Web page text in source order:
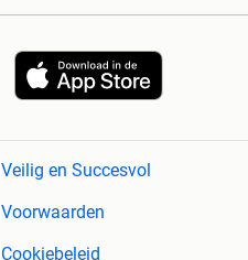
Veilig en Succesvol
Voorwaarden
Cookiebeleid